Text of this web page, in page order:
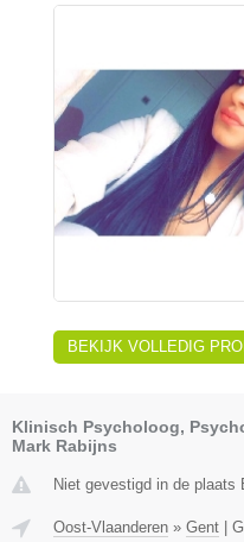
BEKIJK VOLLEDIG
Klinisch Psycholoog,
Mark Rabijns
Niet gevestigd in de plaats
Oost-Vlaanderen » Gent